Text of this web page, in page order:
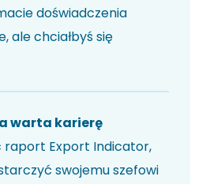
doświadczenia
ale chciałbyś się
warta karierę
raport Export Indicator,
swojemu szefowi